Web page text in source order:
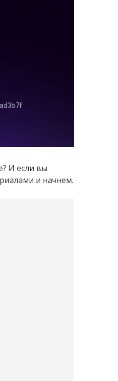
И если вы
и начнем.